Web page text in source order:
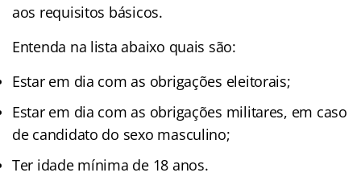
aos requisitos básicos.
Entenda na lista abaixo quais são:
Estar em dia com as obrigações eleitorais;
Estar em dia com as obrigações militares, em caso
de candidato do sexo masculino;
Ter idade mínima de 18 anos.